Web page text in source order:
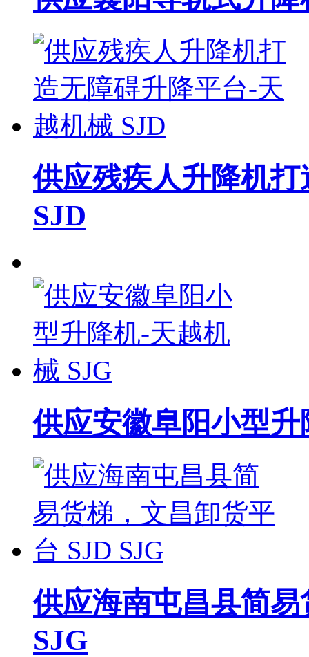
供应残疾人升降机
SJD
供应安徽阜阳小型
供应海南屯昌县简
SJG